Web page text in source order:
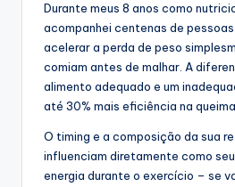
Durante meus 8 anos como
acompanhei centenas de
acelerar a perda de peso
comiam antes de malhar. A
alimento adequado e um
até 30% mais eficiência na
O timing e a composição da sua
influenciam diretamente como
energia durante o exercício – se